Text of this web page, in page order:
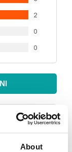
About
2
0
0